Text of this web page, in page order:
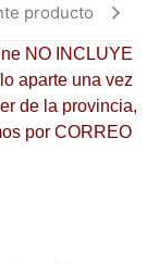
producto
NO INCLUYE
aparte una vez
de la provincia,
por CORREO